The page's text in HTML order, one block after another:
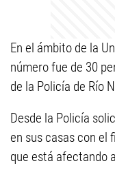
En el ámbito de la
número fue de 30
de la Policía de Río
Desde la Policía
en sus casas con el
que está afectando